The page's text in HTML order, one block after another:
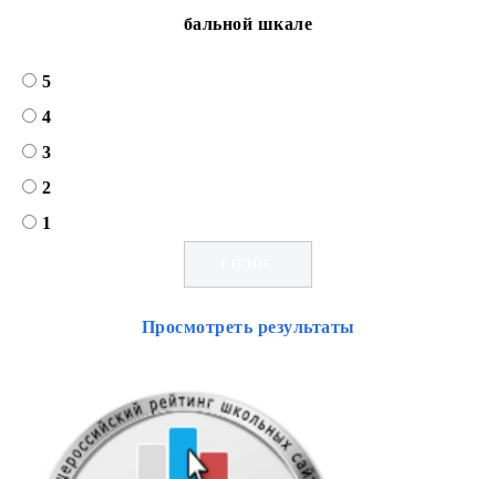
бальной шкале
5
4
3
2
1
Просмотреть результаты